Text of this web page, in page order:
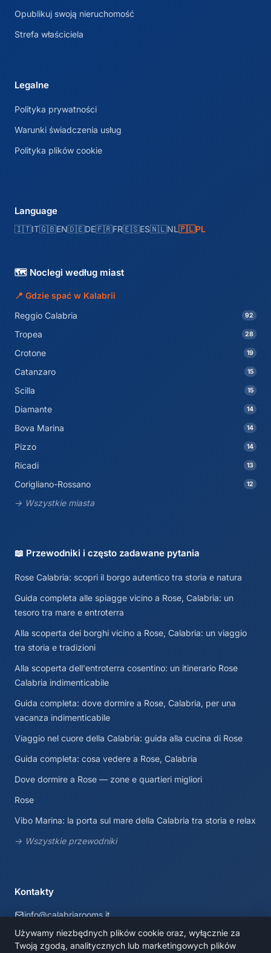
Używamy niezbędnych plików cookie oraz, wyłącznie za
Twoją zgodą, analitycznych lub marketingowych plików
Opublikuj swoją nieruchomość
Strefa właściciela
Legalne
Polityka prywatności
Warunki świadczenia usług
Polityka plików cookie
Language
🇮🇹IT🇬🇧EN🇩🇪DE🇫🇷FR🇪🇸ES🇳🇱NL🇵🇱PL
🗺️ Noclegi według miast
📍 Gdzie spać w Kalabrii
Reggio Calabria
92
Tropea 28
Crotone 19
Catanzaro 15
Scilla 15
Diamante 14
Bova Marina 14
Pizzo 14
Ricadi 13
Corigliano-Rossano 12
→ Wszystkie miasta
📖 Przewodniki i często zadawane pytania
Rose Calabria: scopri il borgo autentico tra storia e natura
Guida completa alle spiagge vicino a Rose, Calabria: un
tesoro tra mare e entroterra
Alla scoperta dei borghi vicino a Rose, Calabria: un viaggio
tra storia e tradizioni
Alla scoperta dell'entroterra cosentino: un itinerario Rose
Calabria indimenticabile
Guida completa: dove dormire a Rose, Calabria, per una
vacanza indimenticabile
Viaggio nel cuore della Calabria: guida alla cucina di Rose
Guida completa: cosa vedere a Rose, Calabria
Dove dormire a Rose — zone e quartieri migliori
Rose
Vibo Marina: la porta sul mare della Calabria tra storia e relax
→ Wszystkie przewodniki
Kontakty
info@calabriarooms.it
Calabria, Italia